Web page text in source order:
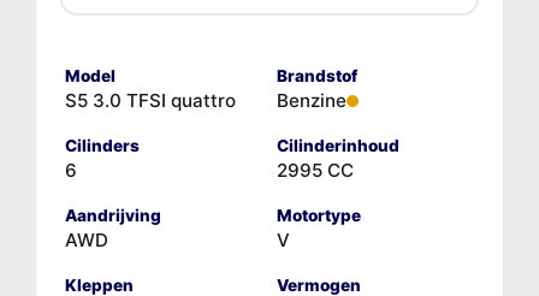
Model
S5 3.0 TFSI quattro
Brandstof
Benzine
Cilinders
6
Cilinderinhoud
2995 CC
Aandrijving
AWD
Motortype
V
Kleppen Vermogen